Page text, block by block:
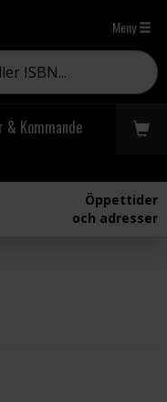
Meny
& Kommande
Öppettider
och adresser